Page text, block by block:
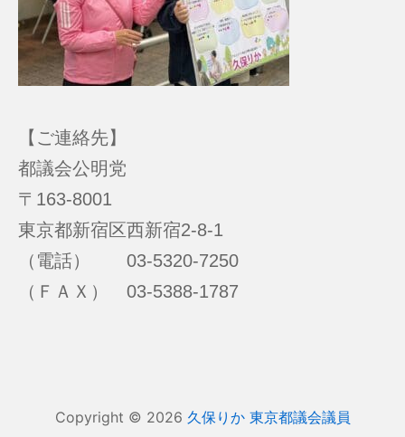
【ご連絡先】
都議会公明党
〒163-8001
東京都新宿区西新宿2-8-1
（電話） 03-5320-7250
（ＦＡＸ） 03-5388-1787
Copyright © 2026 久保りか 東京都議会議員